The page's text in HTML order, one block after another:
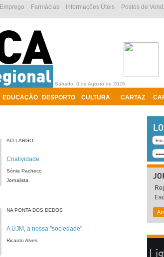
EDUCAÇÃO DESPORTO CULTURA CARTAZ
Postos de
Informações Úteis
Farmácias
Emprego
Sabado, 8 de Agosto de 2026
AO LARGO
Criatividade
Sónia Pacheco
Jornalista
NA PONTA DOS DEDOS
A UJM, a nossa "sociedade"
Ricardo Alves